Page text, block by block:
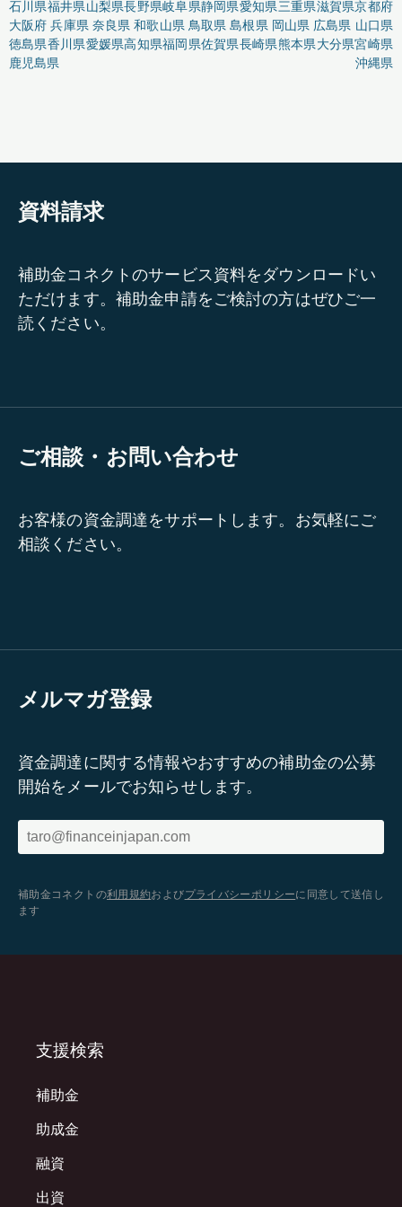
石川県福井県山梨県長野県岐阜県静岡県愛知県三重県滋賀県京都府
大阪府 兵庫県 奈良県 和歌山県 鳥取県 島根県 岡山県 広島県 山口県
徳島県香川県愛媛県高知県福岡県佐賀県長崎県熊本県大分県宮崎県
鹿児島県
沖縄県
資料請求
補助金コネクトのサービス資料をダウンロードい
ただけます。補助金申請をご検討の方はぜひご一
読ください。
ご相談・お問い合わせ
お客様の資金調達をサポートします。お気軽にご
相談ください。
メルマガ登録
資金調達に関する情報やおすすめの補助金の公募
開始をメールでお知らせします。
補助金コネクトの利用規約およびプライバシーポリシーに同意して送信し
ます
支援検索
補助金
助成金
融資
出資